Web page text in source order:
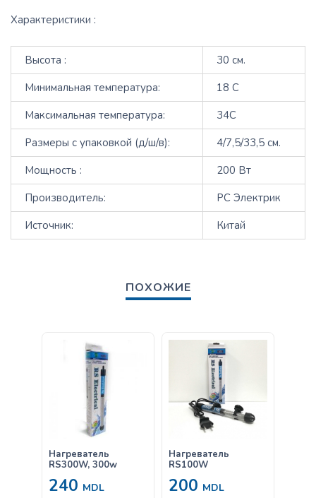
Характеристики :
Высота :
30 см.
Минимальная температура:
18 С
Максимальная температура:
34С
Размеры с упаковкой (д/ш/в):
4/7,5/33,5 см.
Мощность :
200 Вт
Производитель:
РС Электрик
Источник:
Китай
ПОХОЖИЕ
Нагреватель
RS300W, 300w
240 MDL
Нагреватель
RS100W
200 MDL